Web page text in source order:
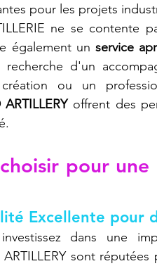
pour les projets
ne se contente
également un service
recherche d'un
offrent des
pour une
Excellente pour
dans une
ARTILLERY sont